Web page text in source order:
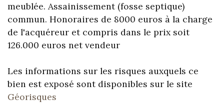
meublée. Assainissement (fosse septique)
commun. Honoraires de 8000 euros à la charge
de l'acquéreur et compris dans le prix soit
126.000 euros net vendeur
Les informations sur les risques auxquels ce
bien est exposé sont disponibles sur le site
Géorisques